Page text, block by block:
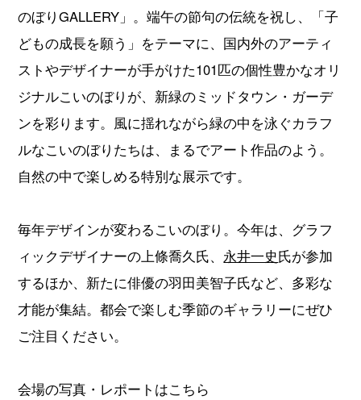
のぼりGALLERY」。端午の節句の伝統を祝し、「子
どもの成長を願う」をテーマに、国内外のアーティ
ストやデザイナーが手がけた101匹の個性豊かなオリ
ジナルこいのぼりが、新緑のミッドタウン・ガーデ
ンを彩ります。風に揺れながら緑の中を泳ぐカラフ
ルなこいのぼりたちは、まるでアート作品のよう。
自然の中で楽しめる特別な展示です。
毎年デザインが変わるこいのぼり。今年は、グラフ
ィックデザイナーの上條喬久氏、 永井一史氏が参加
するほか、新たに俳優の羽田美智子氏など、多彩な
才能が集結。都会で楽しむ季節のギャラリーにぜひ
ご注目ください。
会場の写真・レポートはこちら